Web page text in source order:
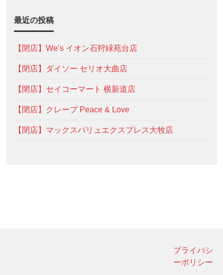
最近の投稿
【閉店】We’s イオン石狩緑苑台店
【閉店】ダイソー セリオ大曲店
【閉店】セイコーマート 横新道店
【閉店】クレープ Peace & Love
【閉店】マックスバリュエクスプレス大牧店
プライバシ
ーポリシー